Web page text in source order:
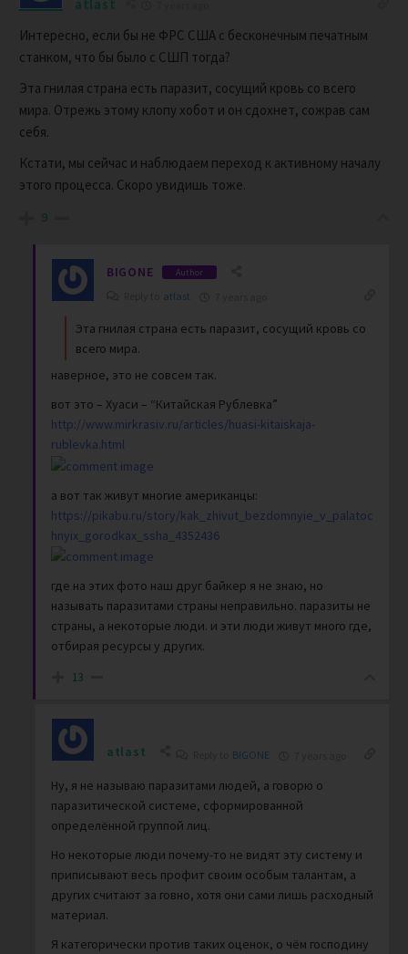
atlast
Интересно, если бы не ФРС США с бесконечным печатным
станком, что бы было с СШП тогда?
Эта гнилая страна есть паразит, сосущий кровь со всего
мира. Отрежь этому клопу хобот и он сдохнет, сожрав сам
себя.
Кстати, мы сейчас и наблюдаем переход к активному началу
этого процесса. Скоро увидишь тоже.
9
BIGONE Author
atlast
Эта гнилая страна есть паразит, сосущий кровь со
всего мира.
наверное, это не совсем так.
вот это – Хуаси – “Китайская Рублевка”
http://www.mirkrasiv.ru/articles/huasi-kitaiskaja-
rublevka.html
а вот так живут многие американцы:
https://pikabu.ru/story/kak_zhivut_bezdomnyie_v_palatoc
hnyix_gorodkax_ssha_4352436
где на этих фото наш друг байкер я не знаю, но
называть паразитами страны неправильно. паразиты не
страны, а некоторые люди. и эти люди живут много где,
отбирая ресурсы у других.
13
atlast BIGONE
Ну, я не называю паразитами людей, а говорю о
паразитической системе, сформированной
определённой группой лиц.
Но некоторые люди почему-то не видят эту систему и
приписывают весь профит своим особым талантам, а
других считают за говно, хотя они сами лишь расходный
материал.
Я категорически против таких оценок, о чём господину